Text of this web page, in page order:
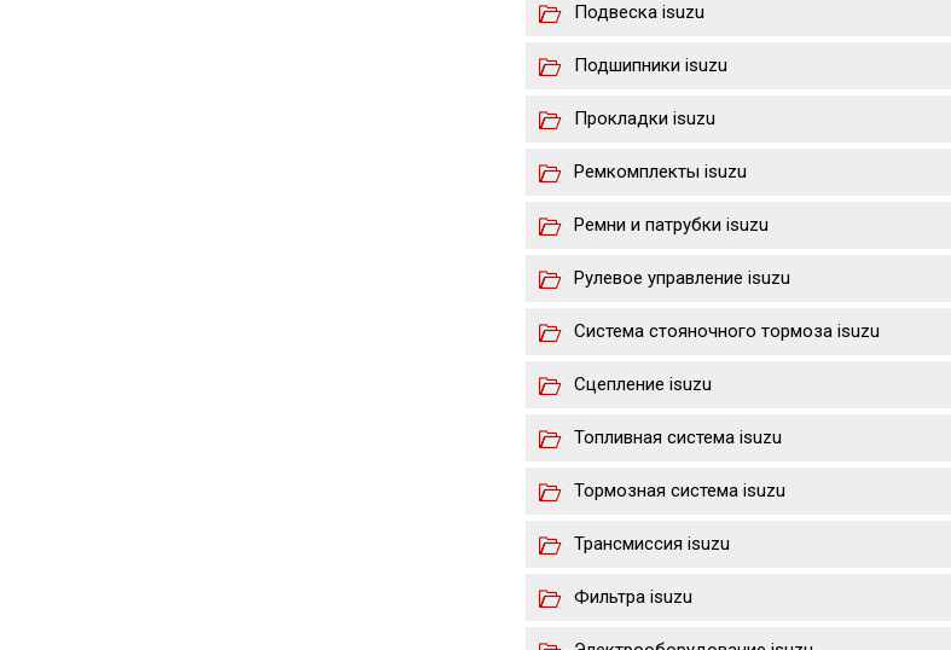
Подвеска isuzu
Подшипники isuzu
Прокладки isuzu
Ремкомплекты isuzu
Ремни и патрубки isuzu
Рулевое управление isuzu
Система стояночного тормоза isuzu
Сцепление isuzu
Топливная система isuzu
Тормозная система isuzu
Трансмиссия isuzu
Фильтра isuzu